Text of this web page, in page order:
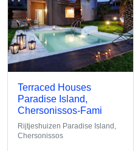
Terraced Houses
Paradise Island,
Chersonissos-Fami
Rijtjeshuizen Paradise Island,
Chersonissos